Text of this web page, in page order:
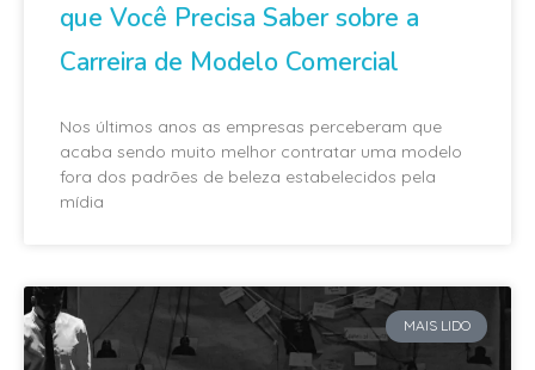
que Você Precisa Saber sobre a
Carreira de Modelo Comercial
Nos últimos anos as empresas perceberam que
acaba sendo muito melhor contratar uma modelo
fora dos padrões de beleza estabelecidos pela
mídia
MAIS LIDO